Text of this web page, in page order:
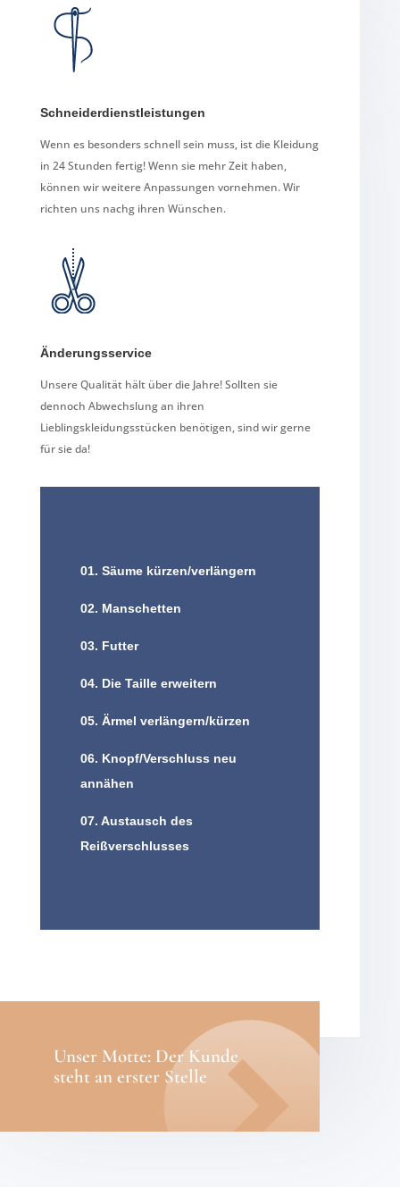
Schneiderdienstleistungen
Wenn es besonders schnell sein muss, ist die Kleidung
in 24 Stunden fertig! Wenn sie mehr Zeit haben,
können wir weitere Anpassungen vornehmen. Wir
richten uns nachg ihren Wünschen.
Änderungsservice
Unsere Qualität hält über die Jahre! Sollten sie
dennoch Abwechslung an ihren
Lieblingskleidungsstücken benötigen, sind wir gerne
für sie da!
01. Säume kürzen/verlängern
02. Manschetten
03. Futter
04. Die Taille erweitern
05. Ärmel verlängern/kürzen
06. Knopf/Verschluss neu
annähen
07. Austausch des
Reißverschlusses
Unser Motte: Der Kunde
steht an erster Stelle